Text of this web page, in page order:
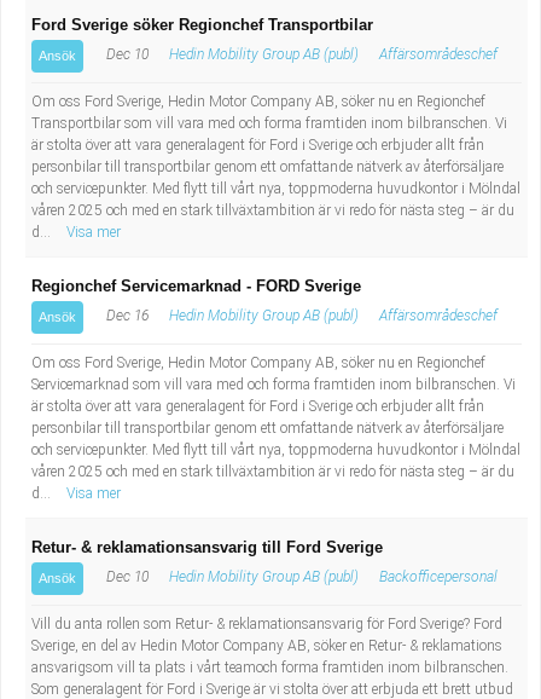
Ford Sverige söker Regionchef Transportbilar
Ansök Dec 10 Hedin Mobility Group AB (publ) Affärsområdeschef
Om oss Ford Sverige, Hedin Motor Company AB, söker nu en Regionchef
Transportbilar som vill vara med och forma framtiden inom bilbranschen. Vi
är stolta över att vara generalagent för Ford i Sverige och erbjuder allt från
personbilar till transportbilar genom ett omfattande nätverk av återförsäljare
och servicepunkter. Med flytt till vårt nya, toppmoderna huvudkontor i Mölndal
våren 2025 och med en stark tillväxtambition är vi redo för nästa steg – är du
d...
Visa mer
Regionchef Servicemarknad - FORD Sverige
Ansök Dec 16 Hedin Mobility Group AB (publ) Affärsområdeschef
Om oss Ford Sverige, Hedin Motor Company AB, söker nu en Regionchef
Servicemarknad som vill vara med och forma framtiden inom bilbranschen. Vi
är stolta över att vara generalagent för Ford i Sverige och erbjuder allt från
personbilar till transportbilar genom ett omfattande nätverk av återförsäljare
och servicepunkter. Med flytt till vårt nya, toppmoderna huvudkontor i Mölndal
våren 2025 och med en stark tillväxtambition är vi redo för nästa steg – är du
d...
Visa mer
Retur- & reklamationsansvarig till Ford Sverige
Ansök Dec 10 Hedin Mobility Group AB (publ) Backofficepersonal
Vill du anta rollen som Retur- & reklamationsansvarig för Ford Sverige? Ford
Sverige, en del av Hedin Motor Company AB, söker en Retur- & reklamations
ansvarigsom vill ta plats i vårt teamoch forma framtiden inom bilbranschen.
Som generalagent för Ford i Sverige är vi stolta över att erbjuda ett brett utbud